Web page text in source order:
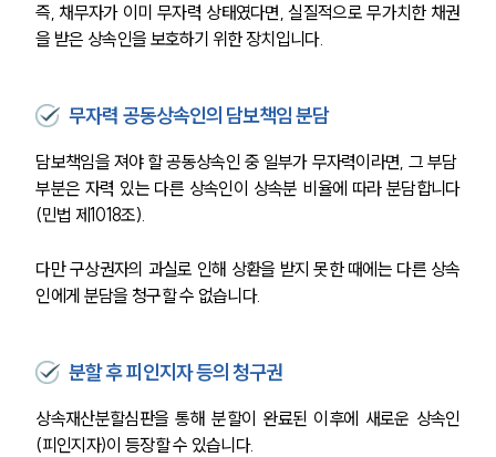
그룹소개
대륜의 강점
오시는 길
글로벌 파트너 로펌
AI대륜
업무사례
즉, 채무자가 이미 무자력 상태였다면, 실질적으로 무가치한 채권
을 받은 상속인을 보호하기 위한 장치입니다.
무자력 공동상속인의 담보책임 분담
담보책임을 져야 할 공동상속인 중 일부가 무자력이라면, 그 부담
부분은 자력 있는 다른 상속인이 상속분 비율에 따라 분담합니다
(민법 제1018조).
다만 구상권자의 과실로 인해 상환을 받지 못한 때에는 다른 상속
인에게 분담을 청구할 수 없습니다.
분할 후 피인지자 등의 청구권
상속재산분할심판을 통해 분할이 완료된 이후에 새로운 상속인
(피인지자)이 등장할 수 있습니다.